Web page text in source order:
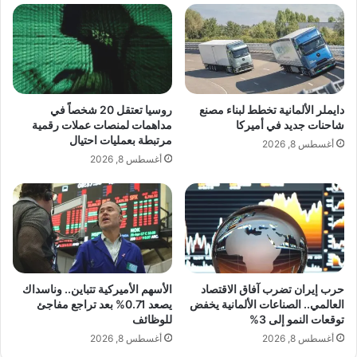
وقال سامي روبين، الرئيس التنفيذي في
“يولايف”: “عندما تعرقل الإضرابات روتين
حياتنا، نتذكر مدى سيطرتنا أو عدم سيطرتنا
اقرأ أيضًا: مكاتب محاماة أميركية تدرس بيع
حصص لشركات الأسهم الة
و
س
ي
ة
ب
م
ق
د
ا
3
م
ل
ي
ا
ر
د
و
ل
ا
ز
ا
ل
م
ي
ز
ا
ن
ي
ل
أ
م
ي
ر
ك
ي
ة
خ
ل
دايملر الألمانية تخطط لبناء مصنع
شاحنات جديد في أميركا
أغسطس 8, 2026
روسيا تعتقل 20 شخصاً في
مداهمات لمنصات عملات رقمية
مرتبطة بعمليات احتيال
أغسطس 8, 2026
حرب إيران تضرب آفاق الاقتصاد
العالمي.. الصناعات الألمانية يخفض
توقعات النمو إلى 3%
أغسطس 8, 2026
الأسهم الأميركية تتباين.. وناسداك
يصعد 0.71% بعد تراجع مفاجئ
للوظائف
أغسطس 8, 2026